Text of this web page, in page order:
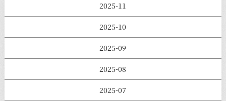
2025-11
2025-10
2025-09
2025-08
2025-07